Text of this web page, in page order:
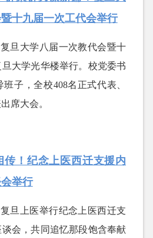
十九届一次工代会举行
旦大学八届一次教代会暨十
大学光华楼举行。校党委书
子，全校408名正式代表、
席大会。
传！纪念上医西迁支援内
举行
旦上医举行纪念上医西迁支
会，共同追忆那段饱含奉献